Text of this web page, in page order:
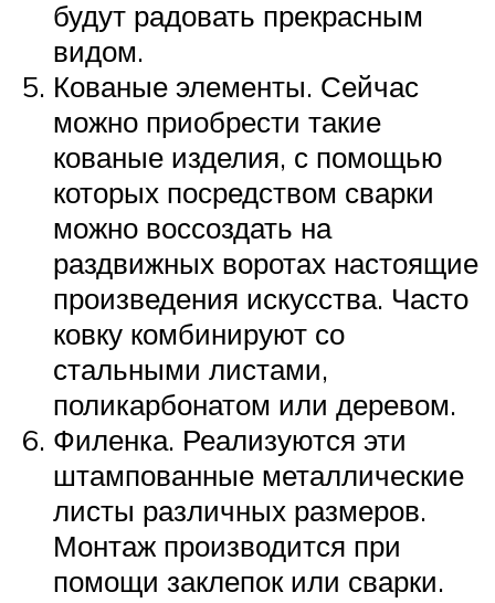
будут радовать прекрасным
видом.
Кованые элементы. Сейчас
можно приобрести такие
кованые изделия, с помощью
которых посредством сварки
можно воссоздать на
раздвижных воротах настоящие
произведения искусства. Часто
ковку комбинируют со
стальными листами,
поликарбонатом или деревом.
Филенка. Реализуются эти
штампованные металлические
листы различных размеров.
Монтаж производится при
помощи заклепок или сварки.